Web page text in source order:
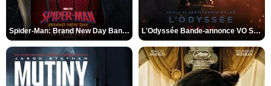
Spider-Man: Brand New Day Bande-annonce VO STFR L'Odyssée Bande-annonce VO STFR